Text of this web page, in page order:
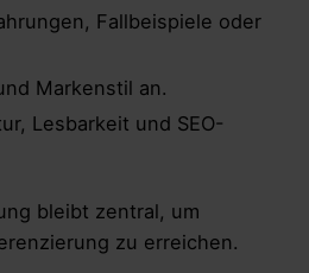
Fallbeispiele oder
Markenstil an.
Lesbarkeit und SEO-
bleibt zentral, um
zu erreichen.